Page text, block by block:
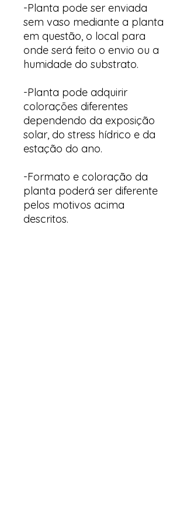
-Planta pode ser enviada
sem vaso mediante a planta
em questão, o local para
onde será feito o envio ou a
humidade do substrato.
-Planta pode adquirir
colorações diferentes
dependendo da exposição
solar, do stress hídrico e da
estação do ano.
-Formato e coloração da
planta poderá ser diferente
pelos motivos acima
descritos.